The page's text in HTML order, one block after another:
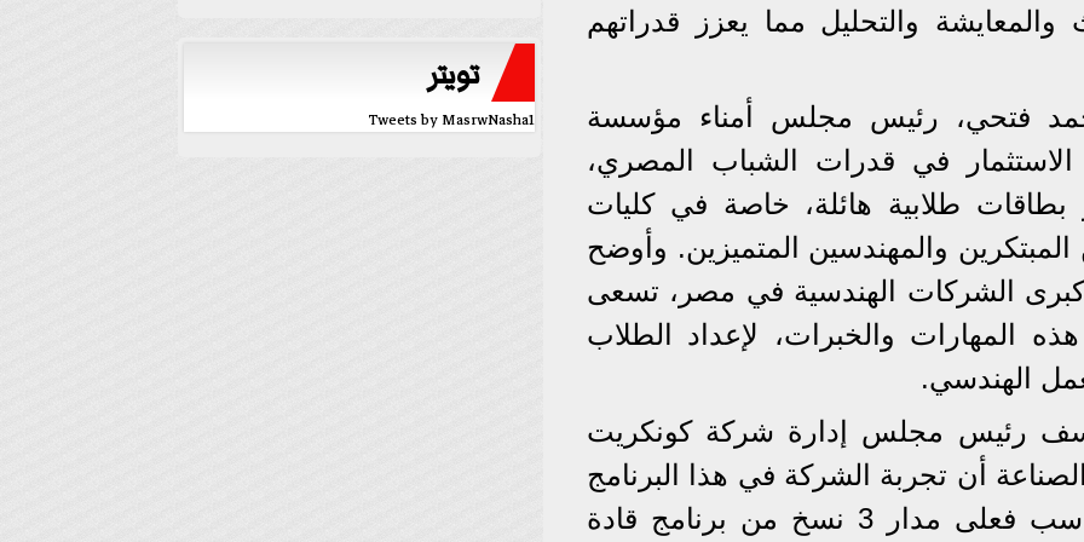
والتحليل مما يعزز قدراتهم
فتحي، رئيس مجلس أمناء مؤسسة
في قدرات الشباب المصري،
طلابية هائلة، خاصة في كليات
والمهندسين المتميزين. وأوضح
كبرى الشركات الهندسية في مصر، تسعى
المهارات والخبرات، لإعداد الطلاب
الهندسي.
رئيس مجلس إدارة شركة كونكريت
أن تجربة الشركة في هذا البرنامج
حققت لنا العديد من المكاسب فعلى مدار 3 نسخ من برنامج قادة
تويتر
Tweets by MasrwNasha1